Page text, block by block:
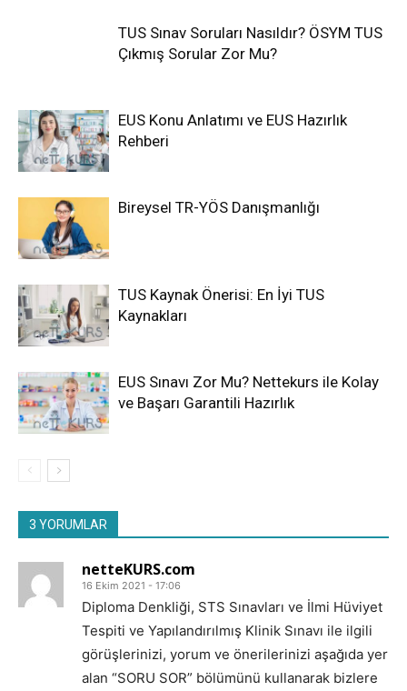
TUS Sınav Soruları Nasıldır? ÖSYM TUS
Çıkmış Sorular Zor Mu?
EUS Konu Anlatımı ve EUS Hazırlık
Rehberi
Bireysel TR-YÖS Danışmanlığı
TUS Kaynak Önerisi: En İyi TUS
Kaynakları
EUS Sınavı Zor Mu? Nettekurs ile Kolay
ve Başarı Garantili Hazırlık
3 YORUMLAR
netteKURS.com
16 Ekim 2021 - 17:06
Diploma Denkliği, STS Sınavları ve İlmi Hüviyet
Tespiti ve Yapılandırılmış Klinik Sınavı ile ilgili
görüşlerinizi, yorum ve önerilerinizi aşağıda yer
alan “SORU SOR” bölümünü kullanarak bizlere